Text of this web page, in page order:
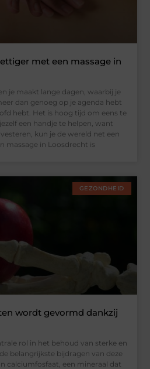
met een massage in
je maakt lange dagen, waarbij je
dan genoeg op je agenda hebt
hebt. Het is hoog tijd om eens te
een handje te helpen, want
kun je de wereld net een
massage in Loosdrecht is
GEZONDHEID
wordt gevormd dankzij
rol in het behoud van sterke en
belangrijkste bijdragen van deze
calciumfosfaat, een mineraal dat